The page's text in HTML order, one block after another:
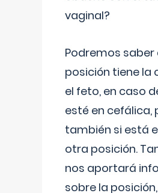
vaginal?
Podremos saber
posición tiene la
el feto, en caso
esté en cefálica,
también si está
otra posición.
nos aportará
sobre la posición,